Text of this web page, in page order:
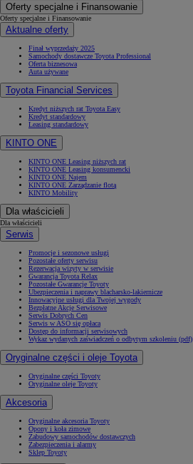
Oferty specjalne i Finansowanie
Oferty specjalne i Finansowanie
Aktualne oferty
Finał wyprzedaży 2025
Samochody dostawcze Toyota Professional
Oferta biznesowa
Auta używane
Toyota Financial Services
Kredyt niższych rat Toyota Easy
Kredyt standardowy
Leasing standardowy
KINTO ONE
KINTO ONE Leasing niższych rat
KINTO ONE Leasing konsumencki
KINTO ONE Najem
KINTO ONE Zarządzanie flotą
KINTO Mobility
Dla właścicieli
Dla właścicieli
Serwis
Promocje i sezonowe usługi
Pozostałe oferty serwisu
Rezerwacja wizyty w serwisie
Gwarancja Toyota Relax
Pozostałe Gwarancje Toyoty
Ubezpieczenia i naprawy blacharsko-lakiernicze
Innowacyjne usługi dla Twojej wygody
Bezpłatne Akcje Serwisowe
Serwis Dobrych Cen
Serwis w ASO się opłaca
Dostęp do informacji serwisowych
Wykaz wydanych zaświadczeń o odbytym szkoleniu (pdf)
Oryginalne części i oleje Toyota
Oryginalne części Toyoty
Oryginalne oleje Toyoty
Akcesoria
Oryginalne akcesoria Toyoty
Opony i koła zimowe
Zabudowy samochodów dostawczych
Zabezpieczenia i alarmy
Sklep Toyoty